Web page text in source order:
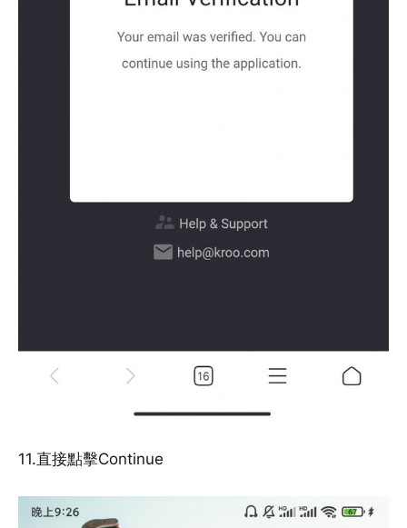
11.直接點擊Continue